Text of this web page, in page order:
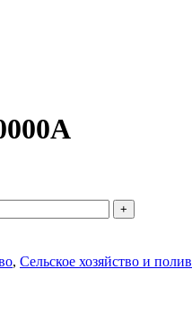
, Сельское хозяйство и полив